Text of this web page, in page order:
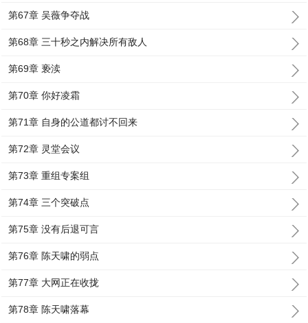
第67章 吴薇争夺战
第68章 三十秒之内解决所有敌人
第69章 亵渎
第70章 你好凌霜
第71章 自身的公道都讨不回来
第72章 灵堂会议
第73章 重组专案组
第74章 三个突破点
第75章 没有后退可言
第76章 陈天啸的弱点
第77章 大网正在收拢
第78章 陈天啸落幕